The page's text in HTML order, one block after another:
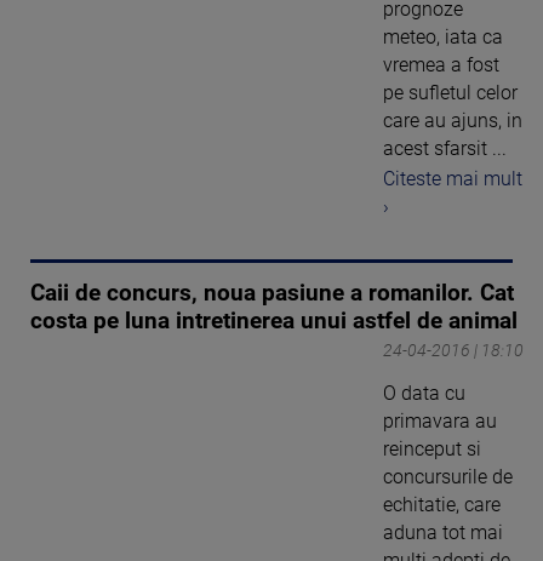
prognoze
meteo, iata ca
vremea a fost
pe sufletul celor
care au ajuns, in
acest sfarsit ...
Citeste mai mult
›
Caii de concurs, noua pasiune a romanilor. Cat
costa pe luna intretinerea unui astfel de animal
24-04-2016 | 18:10
O data cu
primavara au
reinceput si
concursurile de
echitatie, care
aduna tot mai